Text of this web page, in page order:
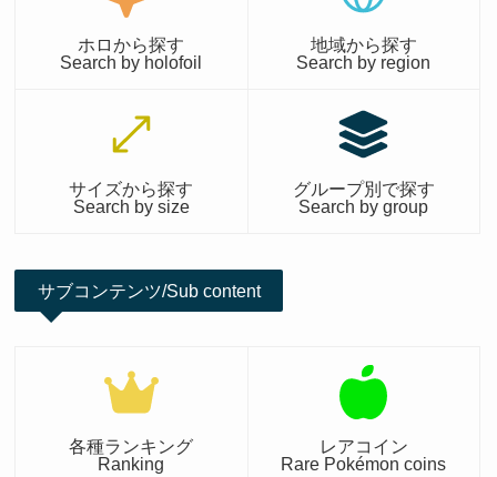
ホロから探す
Search by holofoil
地域から探す
Search by region
サイズから探す
Search by size
グループ別で探す
Search by group
サブコンテンツ/Sub content
各種ランキング
Ranking
レアコイン
Rare Pokémon coins